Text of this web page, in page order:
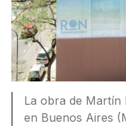
La obra de Martín
en Buenos Aires